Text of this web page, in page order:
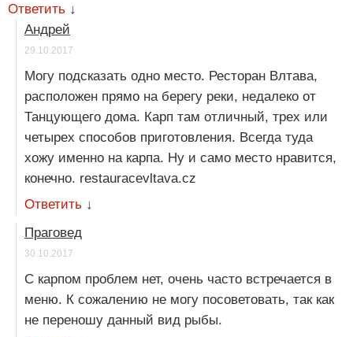
Ответить ↓
Андрей
29.10.2017
Могу подсказать одно место. Ресторан Влтава,
расположен прямо на берегу реки, недалеко от
Танцующего дома. Карп там отличный, трех или
четырех способов приготовления. Всегда туда
хожу именно на карпа. Ну и само место нравится,
конечно. restauracevltava.cz
Ответить ↓
Праговед
30.10.2017
С карпом проблем нет, очень часто встречается в
меню. К сожалению не могу посоветовать, так как
не переношу данный вид рыбы.